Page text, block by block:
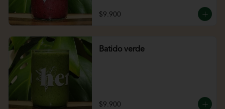
$9.900
Batido verde
$9.900